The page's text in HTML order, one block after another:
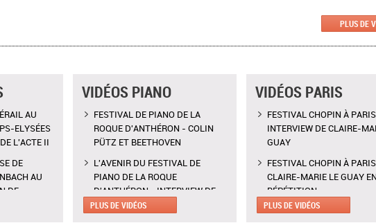
PLUS DE
AU
ELYSÉES
L'ACTE II
DE
AU
DE
"AH !
VIDÉOS PIANO
FESTIVAL DE PIANO DE LA
ROQUE D'ANTHÉRON - COLIN
PÜTZ ET BEETHOVEN
L'AVENIR DU FESTIVAL DE
PIANO DE LA ROQUE
D'ANTHÉRON - INTERVIEW DE
CLAIRE DÉSERT, CO-
PLUS DE VIDÉOS
VIDÉOS PARIS
FESTIVAL CHOPIN À
INTERVIEW DE CLAIRE-
GUAY
FESTIVAL CHOPIN À
CLAIRE-MARIE LE GUAY
RÉPÉTITION
CALDER PIECE D'EARLE
PLUS DE VIDÉOS